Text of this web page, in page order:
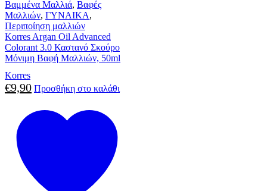
Βαμμένα Μαλλιά, Βαφές
Μαλλιών, ΓΥΝΑΙΚΑ,
Περιποίηση μαλλιών
Korres Argan Oil Advanced
Colorant 3.0 Καστανό Σκούρο
Μόνιμη Βαφή Μαλλιών, 50ml
Korres
€9,90 Προσθήκη στο καλάθι